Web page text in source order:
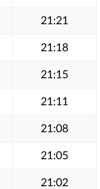
21:21
21:18
21:15
21:11
21:08
21:05
21:02